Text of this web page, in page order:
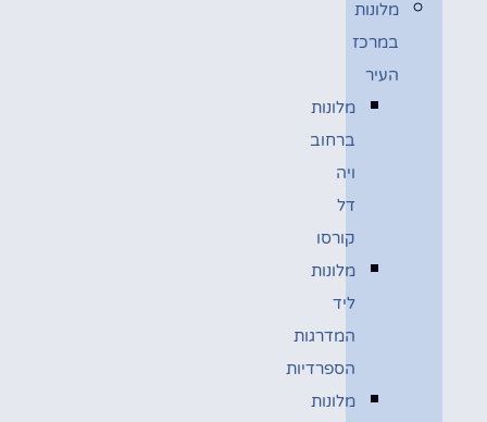
מלונות
במרכז
העיר
מלונות
ברחוב
ויה
דל
קורסו
מלונות
ליד
המדרגות
הספרדיות
מלונות